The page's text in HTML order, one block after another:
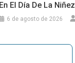
En El Día De La Niñez
6 de agosto de 2026